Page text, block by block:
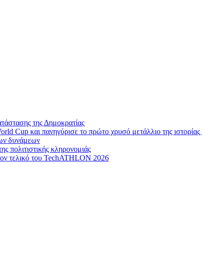
της Δημοκρατίας
Cup και πανηγύρισε το πρώτο χρυσό μετάλλιο της ιστορίας
δυνάμεων
πολιτιστικής κληρονομιάς
τελικό του TechATHLON 2026